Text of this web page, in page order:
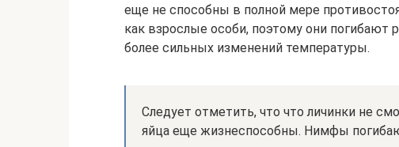
еще не способны в полной мере
как взрослые особи, поэтому они
более сильных изменений температуры.
Следует отметить, что что личинки не
яйца еще жизнеспособны. Нимфы